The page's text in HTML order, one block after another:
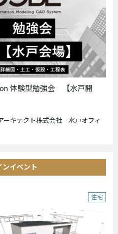
体験型勉強会 【水戸開
ーキテクト株式会社 水戸オフィ
ンイベント
住宅